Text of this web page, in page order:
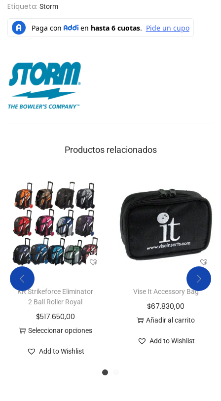
Etiqueta: Storm
Productos relacionados
KR Strikeforce Eliminator
2 Ball Roller Royal
$517.650,00
Seleccionar opciones
Add to Wishlist
Vise It Accessory Bag
$67.830,00
Añadir al carrito
Add to Wishlist